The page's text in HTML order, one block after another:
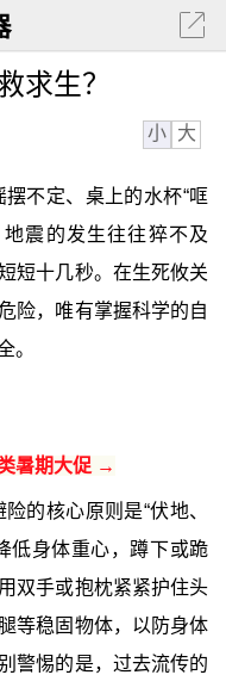
求生？
小 大
不定、桌上的水杯“哐
震的发生往往猝不及
短十几秒。在生死攸关
险，唯有掌握科学的自
。
暑期大促 →
的核心原则是“伏地、
低身体重心，蹲下或跪
双手或抱枕紧紧护住头
等稳固物体，以防身体
警惕的是，过去流传的